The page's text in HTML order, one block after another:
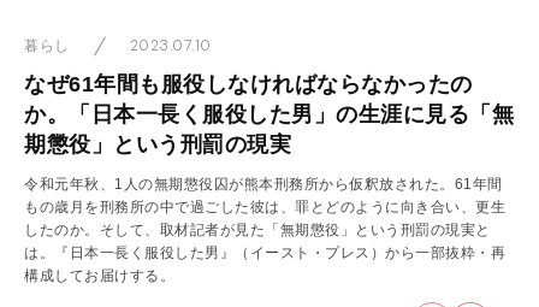
暮らし 2023.07.10
なぜ61年間も服役しなければならなかったの
か。「日本一長く服役した男」の生涯に見る「無
期懲役」という刑罰の現実
令和元年秋、1人の無期懲役囚が熊本刑務所から仮釈放された。61年間
もの歳月を刑務所の中で過ごした彼は、罪とどのように向き合い、更生
したのか。そして、取材記者が見た「無期懲役」という刑罰の現実と
は。『日本一長く服役した男』（イースト・プレス）から一部抜粋・再
構成してお届けする。